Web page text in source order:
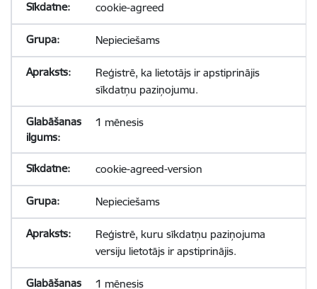
cookie-agreed
Nepieciešams
Reģistrē, ka lietotājs ir apstiprinājis
sīkdatņu paziņojumu.
1 mēnesis
cookie-agreed-version
Nepieciešams
Reģistrē, kuru sīkdatņu paziņojuma
versiju lietotājs ir apstiprinājis.
1 mēnesis